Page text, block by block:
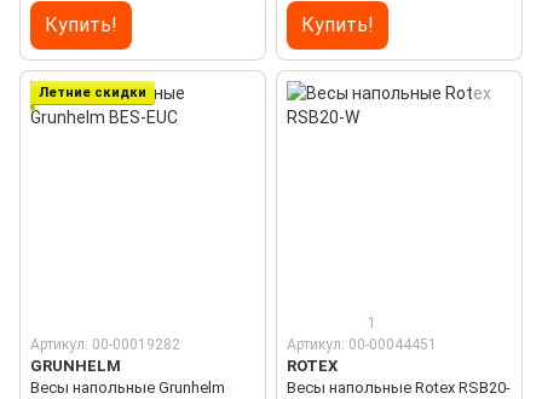
Купить! Купить!
Летние скидки
Артикул: 00-00019282
GRUNHELM
Весы напольные Grunhelm
1
Артикул: 00-00044451
ROTEX
Весы напольные Rotex RSB20-